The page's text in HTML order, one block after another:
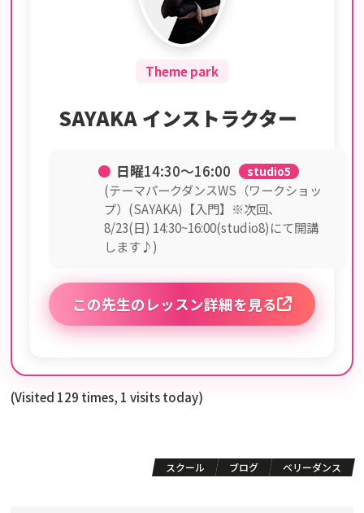
Theme park
SAYAKA インストラクター
● 日曜14:30〜16:00 studio5
(テーマパークダンスWS（ワークショッ
プ）(SAYAKA)【入門】※次回、
8/23(日) 14:30~16:00(studio8)にて開講
します♪)
この先生のレッスン詳細を見る
(Visited 129 times, 1 visits today)
スクール ブログ ベリーダンス